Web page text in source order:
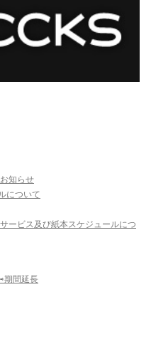
知らせ
について
ービス及び紙本スケジュールにつ
期間延長